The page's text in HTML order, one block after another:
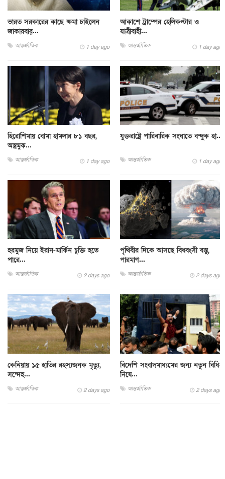
ভারত সরকারের কাছে ক্ষমা চাইলেন
জাকারবার্...
আন্তর্জাতিক 1 day ago
আকাশে ট্রাম্পের হেলিকপ্টার ও
যাত্রীবাহী...
আন্তর্জাতিক 1 day ago
হিরোশিমায় বোমা হামলার ৮১ বছর,
অস্ত্রমুক...
আন্তর্জাতিক 1 day ago
যুক্তরাষ্ট্রে পারিবারিক সংঘাতে বন্দুক হা...
আন্তর্জাতিক 1 day ago
হরমুজ নিয়ে ইরান-মার্কিন চুক্তি হতে
পারে...
আন্তর্জাতিক 2 days ago
পৃথিবীর দিকে আসছে বিধ্বংসী বস্তু,
পারমাণ...
আন্তর্জাতিক 2 days ago
কেনিয়ায় ১৫ হাতির রহস্যজনক মৃত্যু,
সন্দেহ...
আন্তর্জাতিক 2 days ago
বিদেশি সংবাদমাধ্যমের জন্য নতুন বিধি-
নিষে...
আন্তর্জাতিক 2 days ago